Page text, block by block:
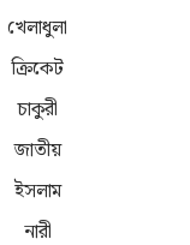
খেলাধুলা
ক্রিকেট
চাকুরী
জাতীয়
ইসলাম
নারী